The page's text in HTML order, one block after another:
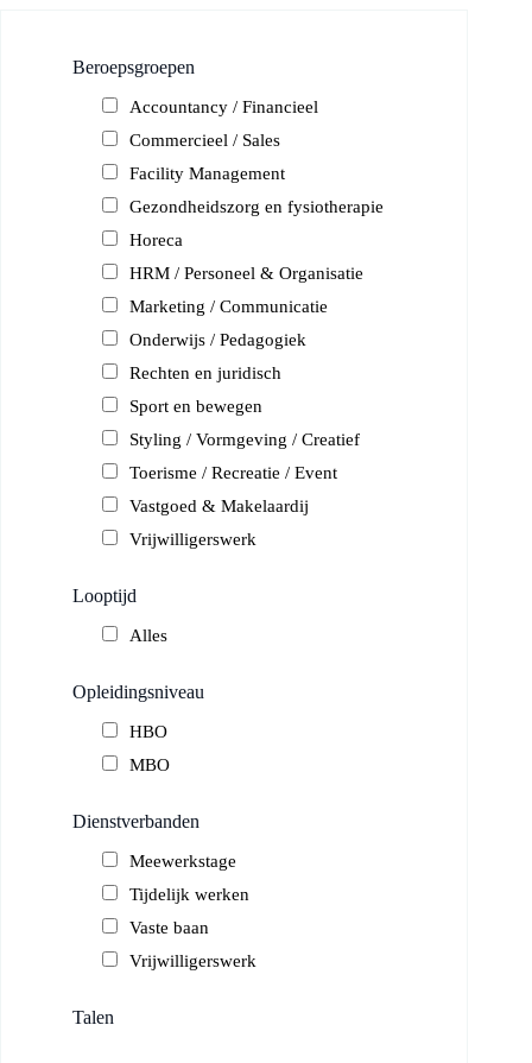
Beroepsgroepen
Accountancy / Financieel
Commercieel / Sales
Facility Management
Gezondheidszorg en fysiotherapie
Horeca
HRM / Personeel & Organisatie
Marketing / Communicatie
Onderwijs / Pedagogiek
Rechten en juridisch
Sport en bewegen
Styling / Vormgeving / Creatief
Toerisme / Recreatie / Event
Vastgoed & Makelaardij
Vrijwilligerswerk
Looptijd
Alles
Opleidingsniveau
HBO
MBO
Dienstverbanden
Meewerkstage
Tijdelijk werken
Vaste baan
Vrijwilligerswerk
Talen